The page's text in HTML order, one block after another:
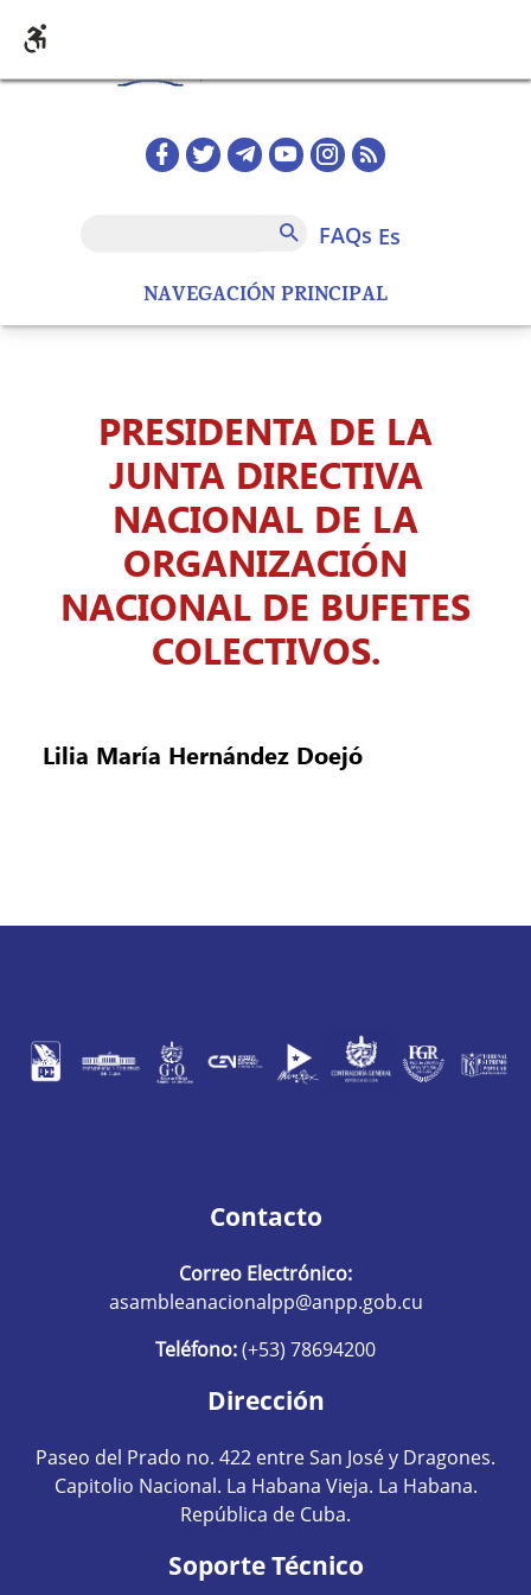
NAVEGACIÓN PRINCIPAL
Redes sociales home
FAQs
FAQs es
PRESIDENTA DE LA
JUNTA DIRECTIVA
NACIONAL DE LA
ORGANIZACIÓN
NACIONAL DE BUFETES
COLECTIVOS.
Lilia María Hernández Doejó
Contacto
Correo Electrónico:
asambleanacionalpp@anpp.gob.cu
Teléfono:(+53) 78694200
Dirección
Paseo del Prado no. 422 entre San José y Dragones.
Capitolio Nacional. La Habana Vieja. La Habana.
República de Cuba.
Soporte Técnico